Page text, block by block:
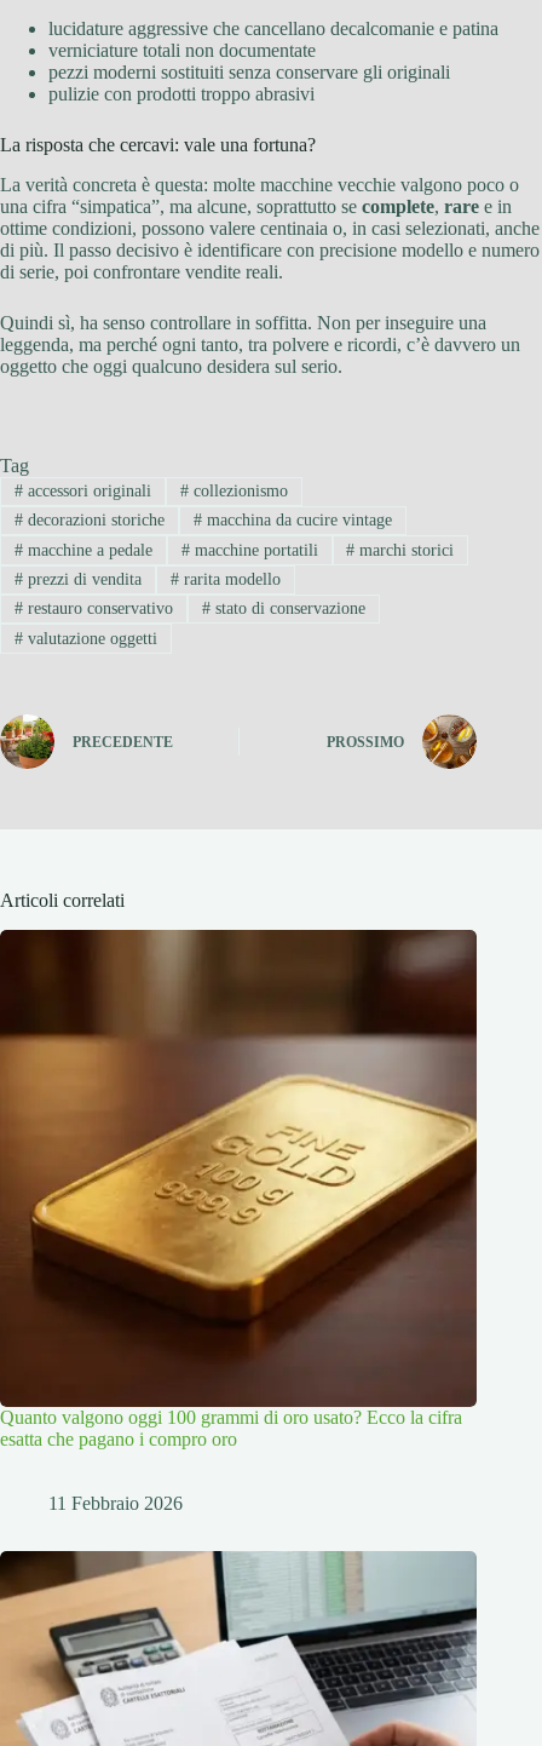
lucidature aggressive che cancellano decalcomanie e patina
verniciature totali non documentate
pezzi moderni sostituiti senza conservare gli originali
pulizie con prodotti troppo abrasivi
La risposta che cercavi: vale una fortuna?
La verità concreta è questa: molte macchine vecchie valgono poco o
una cifra “simpatica”, ma alcune, soprattutto se complete, rare e in
ottime condizioni, possono valere centinaia o, in casi selezionati, anche
di più. Il passo decisivo è identificare con precisione modello e numero
di serie, poi confrontare vendite reali.
Quindi sì, ha senso controllare in soffitta. Non per inseguire una
leggenda, ma perché ogni tanto, tra polvere e ricordi, c’è davvero un
oggetto che oggi qualcuno desidera sul serio.
Tag
#accessori originali #collezionismo
#decorazioni storiche #macchina da cucire vintage
#macchine a pedale #macchine portatili # marchi storici
#prezzi di vendita #rarita modello
#restauro conservativo #stato di conservazione
#valutazione oggetti
PRECEDENTE PROSSIMO
Articoli correlati
Quanto valgono oggi 100 grammi di oro usato? Ecco la cifra
esatta che pagano i compro oro
11 Febbraio 2026